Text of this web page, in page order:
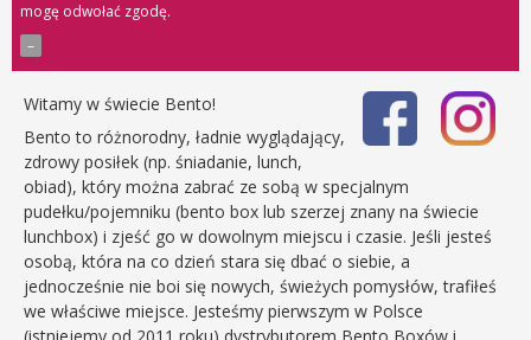
mogę odwołać zgodę.
Witamy w świecie Bento!
Bento to różnorodny, ładnie wyglądający,
zdrowy posiłek (np. śniadanie, lunch,
obiad), który można zabrać ze sobą w specjalnym
pudełku/pojemniku (bento box lub szerzej znany na świecie
lunchbox) i zjeść go w dowolnym miejscu i czasie. Jeśli jesteś
osobą, która na co dzień stara się dbać o siebie, a
jednocześnie nie boi się nowych, świeżych pomysłów, trafiłeś
we właściwe miejsce. Jesteśmy pierwszym w Polsce